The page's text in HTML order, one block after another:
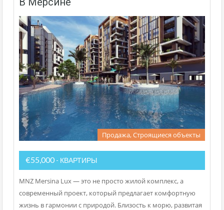
Продажа, Строящиеся объекты
€55,000 - КВАРТИРЫ
MNZ Mersina Lux — это не просто жилой комплекс, а
современный проект, который предлагает комфортную
жизнь в гармонии с природой. Близость к морю, развитая